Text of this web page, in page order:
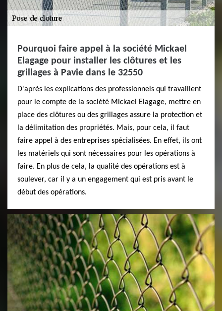
Pourquoi faire appel à la société Mickael
Elagage pour installer les clôtures et les
grillages à Pavie dans le 32550
D'après les explications des professionnels qui travaillent
pour le compte de la société Mickael Elagage, mettre en
place des clôtures ou des grillages assure la protection et
la délimitation des propriétés. Mais, pour cela, il faut
faire appel à des entreprises spécialisées. En effet, ils ont
les matériels qui sont nécessaires pour les opérations à
faire. En plus de cela, la qualité des opérations est à
soulever, car il y a un engagement qui est pris avant le
début des opérations.